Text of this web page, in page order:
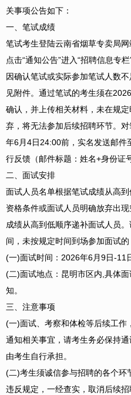
关事项公告如下：
一、笔试成绩
笔试考生登陆云南省烟草专卖局
点击“通知公告”进入“招聘信息专
因确认笔试或实际参加笔试人数
见附件。通过笔试的考生须在
确认，并上传相关材料，未在规
弃，将无法参加后续招聘环节。
年6月4日24:00前，实名发送邮
行反馈（邮件标题：姓名+身份证
二、面试安排
面试人员名单根据笔试成绩从高
资格条件或面试人员明确放弃出
成绩从高到低顺序递补面试人员
间，未按规定时间到场参加面试的
(一)面试时间：2026年6月9日-11
(二)面试地点：昆明市区内,具体
知。
三、注意事项
(一)面试、考察和体检等后续工作
通知相关事宜，请考生务必保持
由考生自行承担。
(二)考生须诚信参与招聘的各个环
违反规定，一经查实，取消后续招